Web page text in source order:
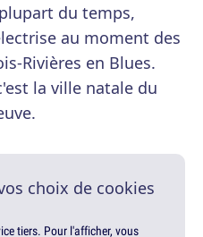
du temps,
au moment des
Rivières en Blues.
la ville natale du
choix de cookies
tiers. Pour l'afficher, vous